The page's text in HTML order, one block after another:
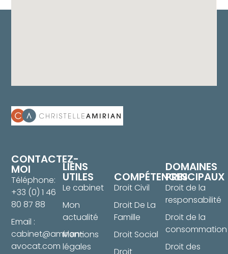
CONTACTEZ-
MOI
Téléphone:
+33 (0) 1 46
80 87 88
Email :
cabinet@amirian-
avocat.com
LIENS
UTILES
Le cabinet
Mon
actualité
Mentions
légales
COMPÉTENCES
Droit Civil
Droit De La
Famille
Droit Social
Droit
DOMAINES
PRINCIPAUX
Droit de la
responsabilité
Droit de la
consommation
Droit des